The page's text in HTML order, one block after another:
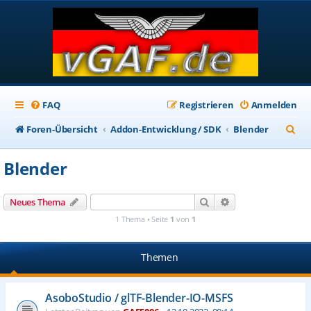
FAQ Anmelden
Registrieren
Foren-Übersicht
Addon-Entwicklung / SDK Blender
u
Blender
Neues Thema Suche
1 Thema • Seite 1 von 1
Themen
AsoboStudio / glTF-Blender-IO-MSFS